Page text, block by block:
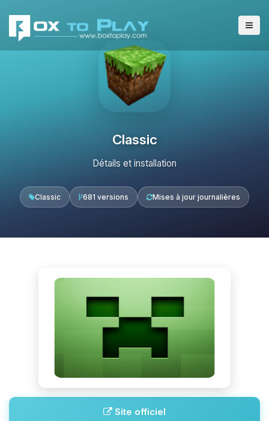
Classic
Détails et installation
Classic 681 versions Mises à jour journalières
Site officiel